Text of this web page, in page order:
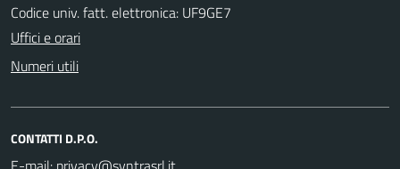
Codice univ. fatt. elettronica: UF9GE7
Uffici e orari
Numeri utili
CONTATTI D.P.O.